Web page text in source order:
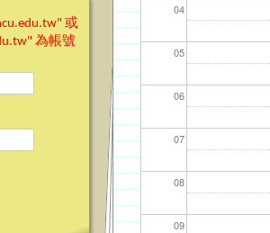
或
為帳號
04
05
06
07
08
09